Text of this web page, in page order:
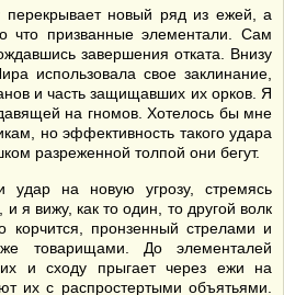
перекрывает новый ряд из ежей, а
что призванные элементали. Сам
завершения отката. Внизу
использовала свое заклинание,
и часть защищавших их орков. Я
на гномов. Хотелось бы мне
но эффективность такого удара
разреженной толпой они бегут.
удар на новую угрозу, стремясь
и я вижу, как то один, то другой волк
корчится, пронзенный стрелами и
товарищами. До элементалей
и сходу прыгает через ежи на
их с распростертыми объятьями.